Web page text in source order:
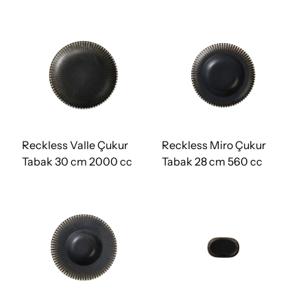
Reckless Valle Çukur
Tabak 30 cm 2000 cc
Reckless Miro Çukur
Tabak 28 cm 560 cc